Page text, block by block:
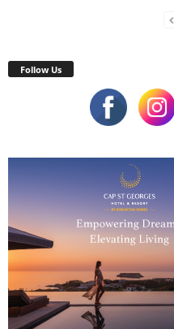
Follow Us